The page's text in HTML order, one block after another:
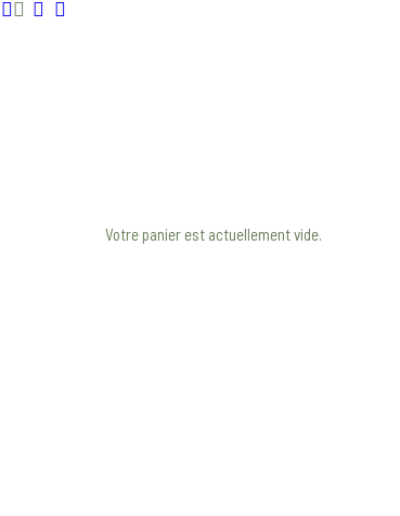
Votre panier est actuellement vide.